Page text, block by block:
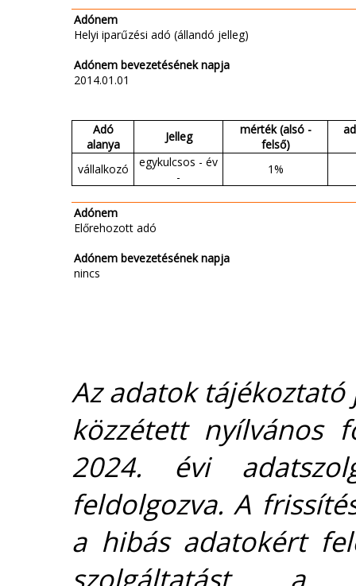
Adónem
Helyi iparűzési adó (állandó jelleg)
Adónem bevezetésének napja
2014.01.01
Adó
alanya
Jelleg
mérték (alsó -
felső)
vállalkozó
egykulcsos - év
-
1%
Adónem
Előrehozott adó
Adónem bevezetésének napja
nincs
Az adatok
közzétett nyílvános
2024. évi
feldolgozva. A
a hibás adatokért